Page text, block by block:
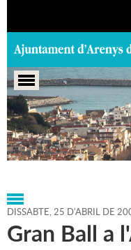
Portada > Agenda > 25-
2009 > Marcs >
DISSABTE,25 D'ABRIL DE
Gran Ball a